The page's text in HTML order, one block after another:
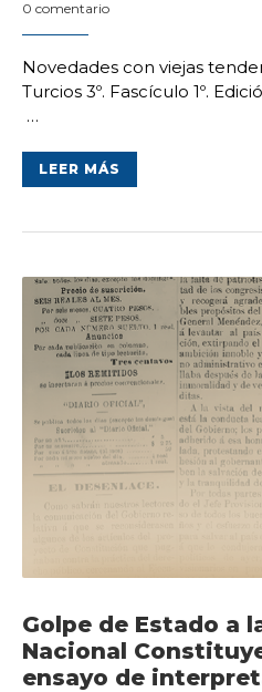
0 comentario
Novedades con viejas
Turcios 3º. Fascículo 1º.
…
LEER MÁS
Golpe de Estado a
Nacional
ensayo de